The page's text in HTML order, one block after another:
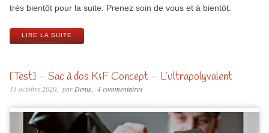
très bientôt pour la suite. Prenez soin de vous et à bientôt.
LIRE LA SUITE
[Test] – Sac à dos K&F Concept – L’ultrapolyvalent
11 octobre 2020 par Denis 4 commentaires